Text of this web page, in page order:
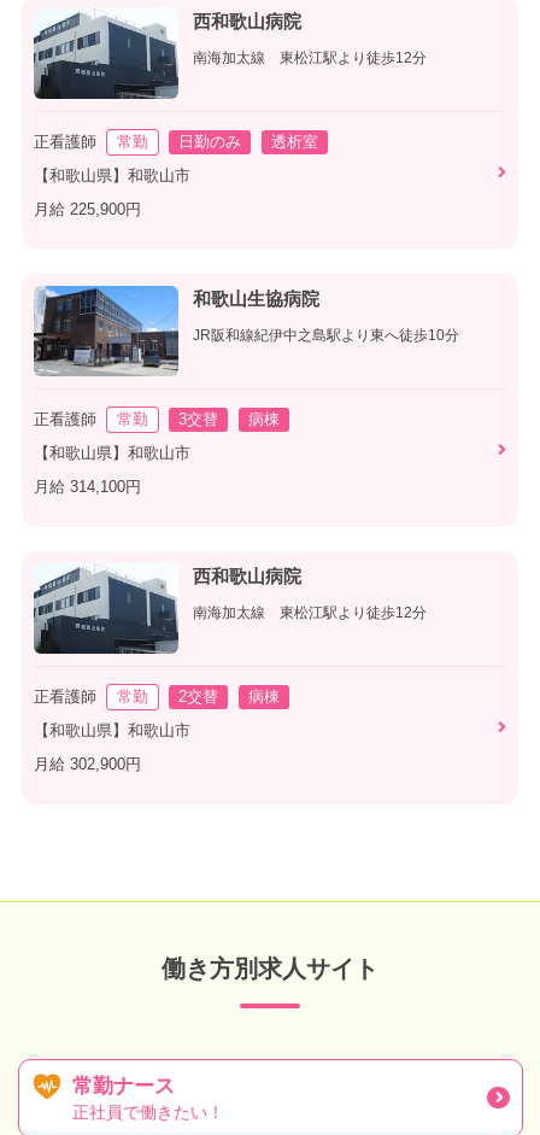
西和歌山病院
南海加太線 東松江駅より徒歩12分
正看護師 常勤 日勤のみ
透析室
【和歌山県】和歌山市
月給 225,900円
和歌山生協病院
JR阪和線紀伊中之島駅より東へ徒歩10分
正看護師 常勤 3交替
病棟
【和歌山県】和歌山市
月給 314,100円
西和歌山病院
南海加太線 東松江駅より徒歩12分
正看護師 常勤 2交替
病棟
【和歌山県】和歌山市
月給 302,900円
働き方別求人サイト
常勤ナース
正社員で働きたい！